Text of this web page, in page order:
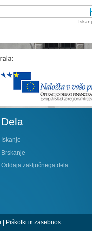
Dela
Iskanje
Brskanje
Oddaja zaključnega dela
| Piškotki in zasebnost